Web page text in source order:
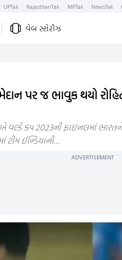
UPTak RajasthanTak MPTak NewsTak
વેબ સ્ટોરીઝ
પર જ ભાવુક થયો
કપ 2023ની ફાઇનલમાં
ટીમ ઈન્ડિયાની…
ADVERTISEMENT